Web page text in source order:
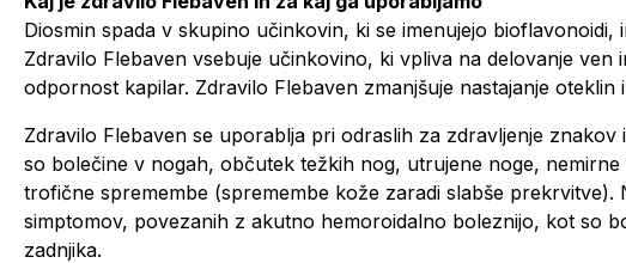
Diosmin spada v skupino učinkovin, ki se imenujejo bioflavonoidi,
Zdravilo Flebaven vsebuje učinkovino, ki vpliva na delovanje ven
odpornost kapilar. Zdravilo Flebaven zmanjšuje nastajanje oteklin
Zdravilo Flebaven se uporablja pri odraslih za zdravljenje
so bolečine v nogah, občutek težkih nog, utrujene noge,
trofične spremembe (spremembe kože zaradi slabše prekrvitve).
simptomov, povezanih z akutno hemoroidalno boleznijo, kot so
zadnjika.